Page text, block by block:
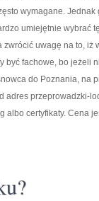
wymagane.
umiejętnie wybrać
uwagę na to, iż
być fachowe, bo jeżeli
do Poznania, na
adres przeprowadzki-
albo certyfikaty. Cena